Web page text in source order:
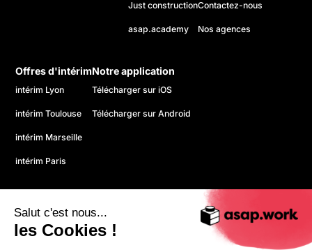
Salut c'est nous...
les Cookies !
Just construction
asap.academy
Contactez-nous
Nos agences
Offres d'intérim
intérim Lyon
intérim Toulouse
intérim Marseille
intérim Paris
Notre application
Télécharger sur iOS
Télécharger sur Android